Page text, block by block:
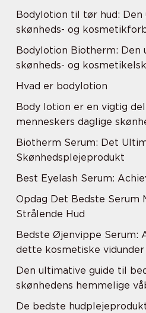
Bodylotion til tør hud:
skønheds- og
Bodylotion Biotherm: Den
skønheds- og
Hvad er bodylotion
Body lotion er en vigtig
menneskers daglige
Biotherm Serum: Det
Skønhedsplejeprodukt
Best Eyelash Serum:
Opdag Det Bedste Serum
Strålende Hud
Bedste Øjenvippe Serum:
dette kosmetiske vidunder
Den ultimative guide til
skønhedens hemmelige
De bedste